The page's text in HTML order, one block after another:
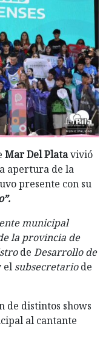
Mar Del Platavivió
apertura de la
presente con su
municipal
la provincia de
de Desarrollo de
el subsecretariode
distintos shows
al cantante